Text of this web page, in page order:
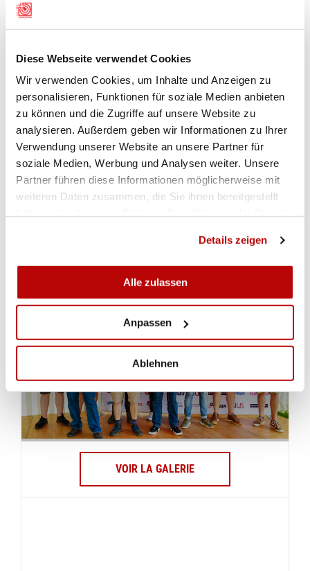
Diese Webseite verwendet Cookies
Wir verwenden Cookies, um Inhalte und Anzeigen zu
personalisieren, Funktionen für soziale Medien anbieten
zu können und die Zugriffe auf unsere Website zu
analysieren. Außerdem geben wir Informationen zu Ihrer
Verwendung unserer Website an unsere Partner für
soziale Medien, Werbung und Analysen weiter. Unsere
Partner führen diese Informationen möglicherweise mit
weiteren Daten zusammen, die Sie ihnen bereitgestellt
Details zeigen
Alle zulassen
Anpassen
Ablehnen
Ramsern, der zweimal 71 erreichte. Sascha Göbl
steigerte sich im Finaldurchgang von 70 auf 72
Punkte. «Der erste Schuss war gleich eine 4 und
alle weiteren dann auch. Es war das erste Mal,
dass ich beim Feldschiessen-Programm die volle
Punktzahl geschossen habe», freute sich der
Aargauer.(Christian Alther)
FOTOS
VOIR LA GALERIE